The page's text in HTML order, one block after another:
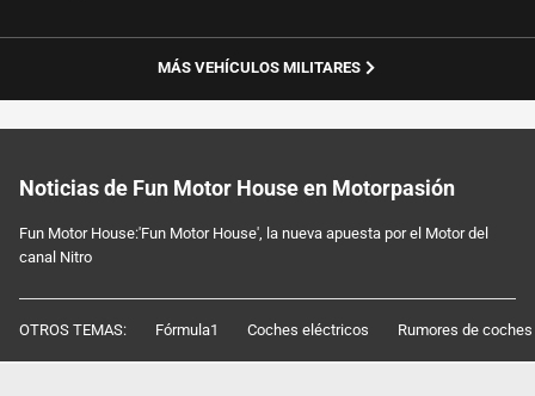
MÁS VEHÍCULOS MILITARES
Noticias de Fun Motor House en Motorpasión
Fun Motor House:'Fun Motor House', la nueva apuesta por el Motor del
canal Nitro
OTROS TEMAS: Fórmula1 Coches eléctricos Rumores de coches